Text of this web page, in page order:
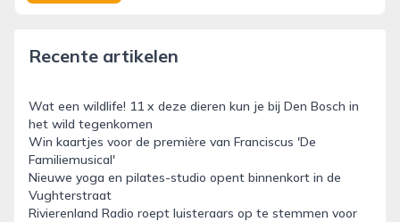
Recente artikelen
Wat een wildlife! 11 x deze dieren kun je bij Den Bosch in
het wild tegenkomen
Win kaartjes voor de première van Franciscus 'De
Familiemusical'
Nieuwe yoga en pilates-studio opent binnenkort in de
Vughterstraat
Rivierenland Radio roept luisteraars op te stemmen voor